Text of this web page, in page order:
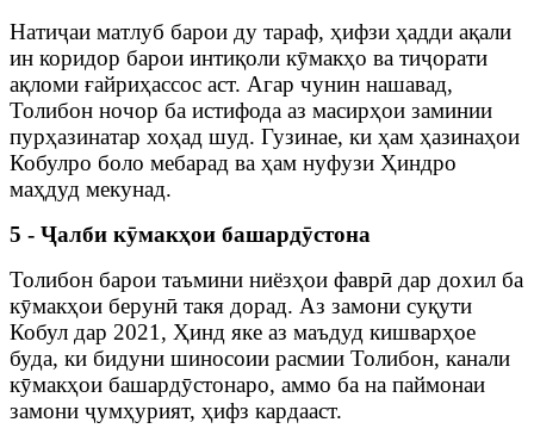
Натиҷаи матлуб барои ду тараф, ҳифзи ҳадди ақали
ин коридор барои интиқоли кӯмакҳо ва тиҷорати
ақломи ғайриҳассос аст. Агар чунин нашавад,
Толибон ночор ба истифода аз масирҳои заминии
пурҳазинатар хоҳад шуд. Гузинае, ки ҳам ҳазинаҳои
Кобулро боло мебарад ва ҳам нуфузи Ҳиндро
маҳдуд мекунад.
5 - Ҷалби кӯмакҳои башардӯстона
Толибон барои таъмини ниёзҳои фаврӣ дар дохил ба
кӯмакҳои берунӣ такя дорад. Аз замони суқути
Кобул дар 2021, Ҳинд яке аз маъдуд кишварҳое
буда, ки бидуни шиносоии расмии Толибон, канали
кӯмакҳои башардӯстонаро, аммо ба на паймонаи
замони ҷумҳурият, ҳифз кардааст.